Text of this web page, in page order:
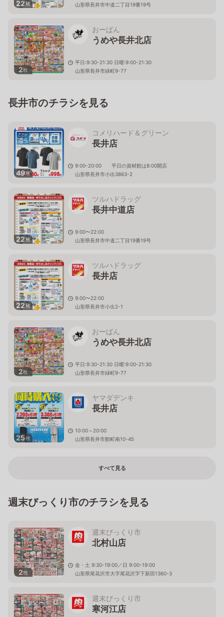
22枚
山形県長井市中道二丁目19番19号
2枚
おーばん
うめや長井北店
平日:9:30-21:30 日曜:9:00-21:30
山形県長井市緑町9-77
長井市のチラシを見る
49枚
コメリハード＆グリーン
長井店
9:00-20:00 平日の資材館は8:00開店
山形県長井市小出3863-2
22枚
ツルハドラッグ
長井中道店
9:00〜22:00
山形県長井市中道二丁目19番19号
22枚
ツルハドラッグ
長井店
9:00〜22:00
山形県長井市小出2-1
2枚
おーばん
うめや長井北店
平日:9:30-21:30 日曜:9:00-21:30
山形県長井市緑町9-77
25枚
ヤマダデンキ
長井店
10:00～20:00
山形県長井市館町南10-45
すべて見る
週末びっくり市のチラシを見る
2枚
週末びっくり市
北村山店
金・土 9:30-19:00／日 9:00-19:00
山形県尾花沢市大字尾花沢字下新田1360-3
週末びっくり市
寒河江店